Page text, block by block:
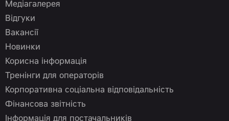
Медіагалерея
Відгуки
Вакансії
Новинки
Корисна інформація
Тренінги для операторів
Корпоративна соціальна відповідальність
Фінансова звітність
Інформація для постачальників